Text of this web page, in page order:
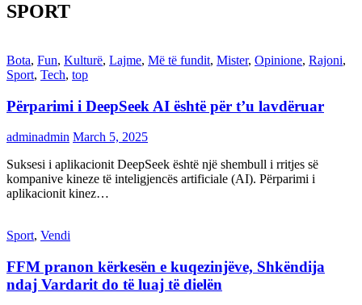
SPORT
Bota, Fun, Kulturë, Lajme, Më të fundit, Mister, Opinione, Rajoni,
Sport, Tech, top
Përparimi i DeepSeek AI është për t’u lavdëruar
adminadmin March 5, 2025
Suksesi i aplikacionit DeepSeek është një shembull i rritjes së
kompanive kineze të inteligjencës artificiale (AI). Përparimi i
aplikacionit kinez…
Sport, Vendi
FFM pranon kërkesën e kuqezinjëve, Shkëndija
ndaj Vardarit do të luaj të dielën